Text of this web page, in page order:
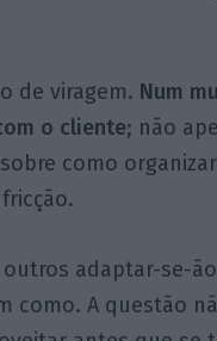
de viragem. Num
o cliente; não
como
adaptar-se-
como. A questão